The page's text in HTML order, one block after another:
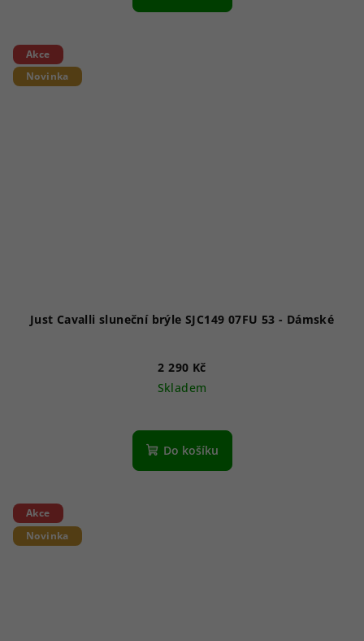
Akce
Novinka
Just Cavalli sluneční brýle SJC149 07FU 53 - Dámské
2 290 Kč
Skladem
Do košíku
Akce
Novinka